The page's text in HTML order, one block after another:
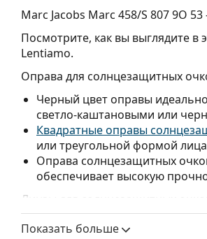
Marc Jacobs Marc 458/S 807 9O 53
Посмотрите, как вы выглядите
Lentiamo.
Оправа для солнцезащитных
Черный цвет оправы
светло-каштановыми или
Квадратные оправы
или треугольной формой
Оправа солнцезащитных
обеспечивает высокую
Линзы для солнцезащитных очков
Серые линзы уменьшают
Показать больше